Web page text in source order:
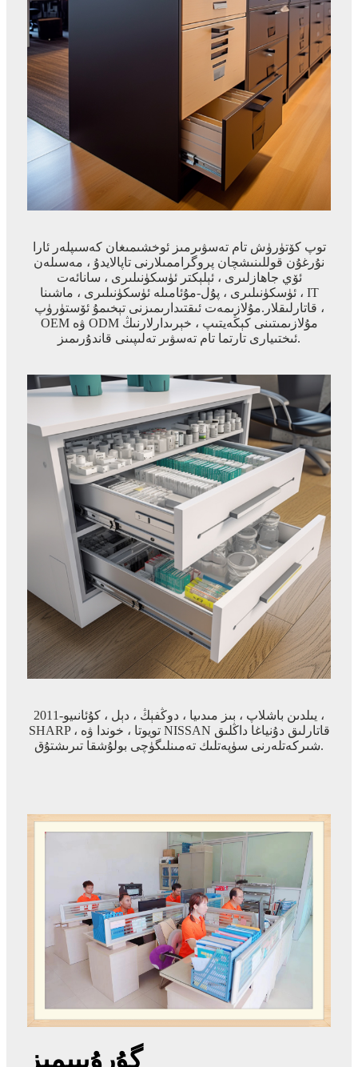
توپ كۆتۈرۈش تام تەسۋىرمىز ئوخشىمىغان كەسىپلەر ئارا
نۇرغۇن قوللىنىشچان پروگراممىلارنى تاپالايدۇ ، مەسىلەن
ئۆي جاھازلىرى ، ئېلېكتر ئۈسكۈنىلىرى ، سانائەت
ئۈسكۈنىلىرى ، پۇل-مۇئامىلە ئۈسكۈنىلىرى ، ماشىنا ، IT
قاتارلىقلار.مۇلازىمەت ئىقتىدارىمىزنى تېخىمۇ ئۆستۈرۈپ ،
OEM ۋە ODM مۇلازىمىتىنى كېڭەيتىپ ، خېرىدارلارنىڭ
ئىختىيارى تارتما تام تەسۋىر تەلىپىنى قاندۇرىمىز.
2011-يىلدىن باشلاپ ، بىز مىدىيا ، دوڭفېڭ ، دېل ، كۇئانىيو ،
SHARP ، تويوتا ، خوندا ۋە NISSAN قاتارلىق دۇنياغا داڭلىق
شىركەتلەرنى سۈپەتلىك تەمىنلىگۈچى بولۇشقا تىرىشتۇق.
گۇرۇپپىمىز